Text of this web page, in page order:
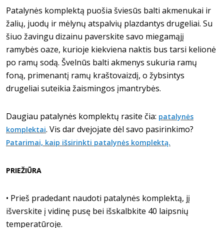
Patalynės komplektą puošia šviesūs balti akmenukai ir
žalių, juodų ir mėlynų atspalvių plazdantys drugeliai. Su
šiuo žavingu dizainu paverskite savo miegamąjį
ramybės oaze, kurioje kiekviena naktis bus tarsi kelionė
po ramų sodą. Švelnūs balti akmenys sukuria ramų
foną, primenantį ramų kraštovaizdį, o žybsintys
drugeliai suteikia žaismingos įmantrybės.
Daugiau patalynės komplektų rasite čia: patalynės
komplektai. Vis dar dvejojate dėl savo pasirinkimo?
Patarimai, kaip išsirinkti patalynės komplektą.
PRIEŽIŪRA
• Prieš pradedant naudoti patalynės komplektą, jį
išverskite į vidinę pusę bei išskalbkite 40 laipsnių
temperatūroje.